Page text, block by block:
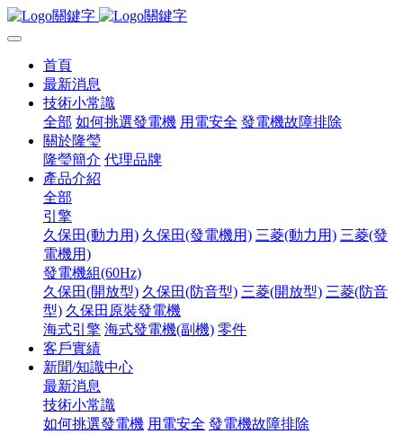
首頁
最新消息
技術小常識
全部 如何挑選發電機 用電安全 發電機故障排除
關於隆瑩
隆瑩簡介 代理品牌
產品介紹
全部
引擎
久保田(動力用) 久保田(發電機用) 三菱(動力用) 三菱(發
電機用)
發電機組(60Hz)
久保田(開放型) 久保田(防音型) 三菱(開放型) 三菱(防音
型) 久保田原裝發電機
海式引擎 海式發電機(副機) 零件
客戶實績
新聞/知識中心
最新消息
技術小常識
如何挑選發電機 用電安全 發電機故障排除